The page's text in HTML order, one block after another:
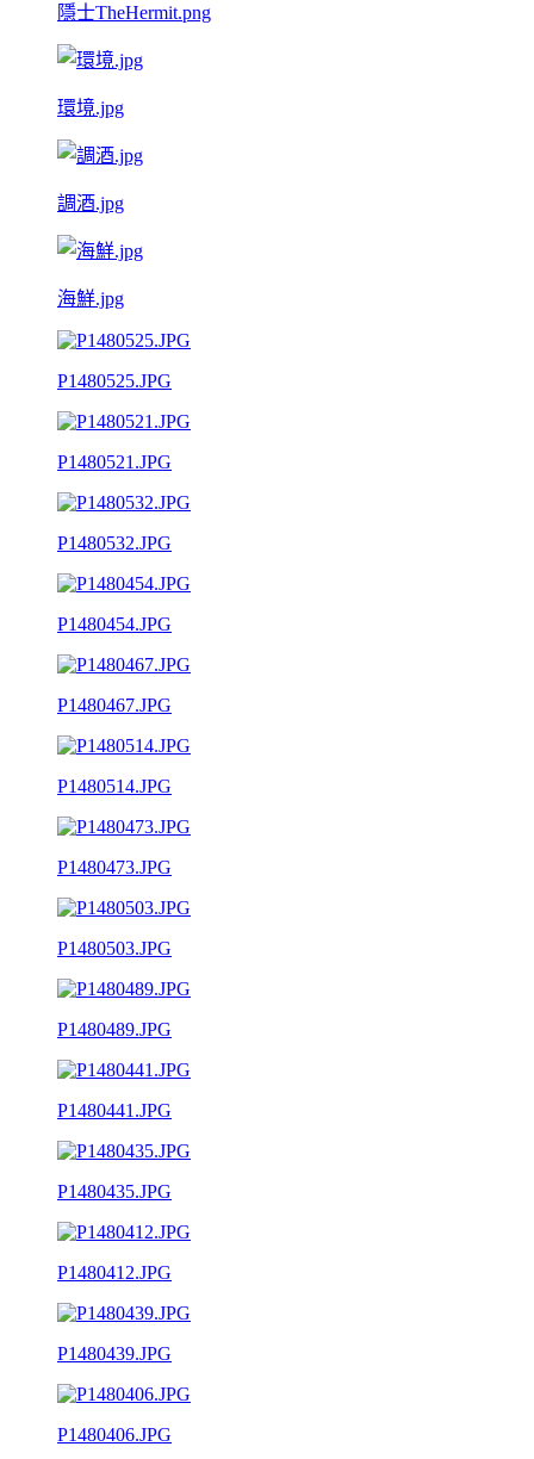
隱士TheHermit.png
環境.jpg
調酒.jpg
海鮮.jpg
P1480525.JPG
P1480521.JPG
P1480532.JPG
P1480454.JPG
P1480467.JPG
P1480514.JPG
P1480473.JPG
P1480503.JPG
P1480489.JPG
P1480441.JPG
P1480435.JPG
P1480412.JPG
P1480439.JPG
P1480406.JPG